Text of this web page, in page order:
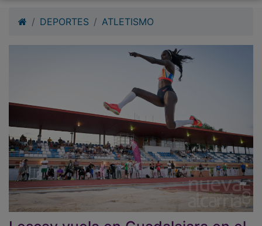
DEPORTES ATLETISMO